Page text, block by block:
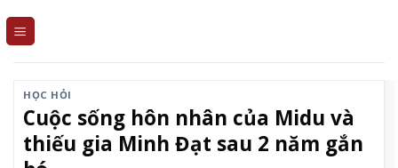
HỌC HỎI
Cuộc sống hôn nhân của Midu và
thiếu gia Minh Đạt sau 2 năm gắn